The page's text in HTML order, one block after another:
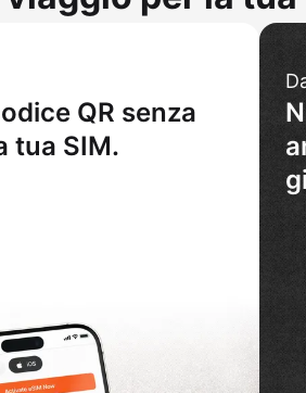
QR senza
tua SIM.